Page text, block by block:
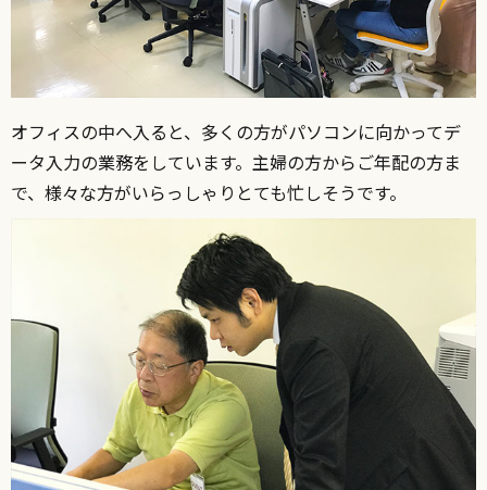
オフィスの中へ入ると、多くの方がパソコンに向かってデ
ータ入力の業務をしています。主婦の方からご年配の方ま
で、様々な方がいらっしゃりとても忙しそうです。